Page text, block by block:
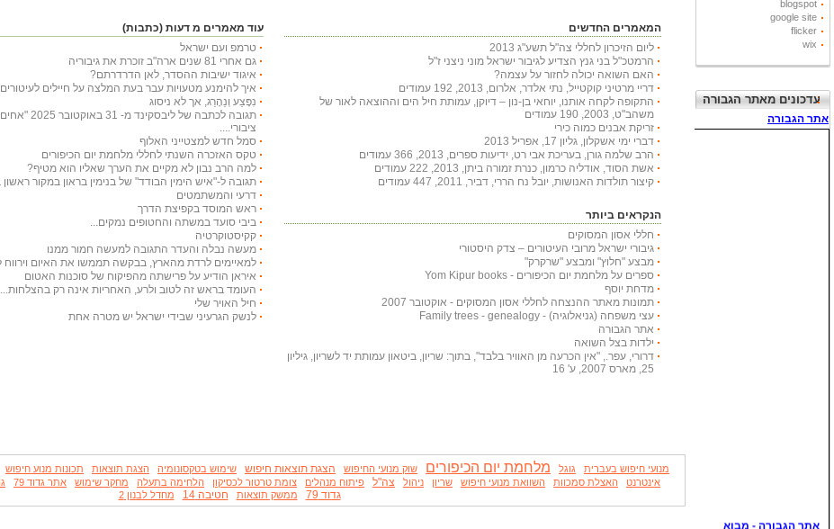
blogspot
google site
flicker
wix
עדכונים מאתר הגבורה
המאמרים החדשים
ליום הזיכרון לחללי צה"ל תשע"ג 2013
הרמטכ"ל בני גנץ הצדיע לגיבור ישראל מוני ניצני ז"ל
האם השואה יכולה לחזור על עצמה?
דריי מרטיני קוקטייל, נתי אלדר, אלרום, 2013, 192 עמודים
התקופה לקחה אותנו, יוחאי בן-נון – דיוקן, עמותת חיל הים וההוצאה לאור של
משהב"ט, 2003, 190 עמודים
זריקת אבנים כמוה כירי
דברי ימי אשקלון, גליון 17, אפריל 2013
הרב שלמה גורן, בעריכת אבי רט, ידיעות ספרים, 2013, 366 עמודים
אשת הסוד, אודליה כרמון, כנרת זמורה ביתן, 2013, 222 עמודים
קיצור תולדות האנושות, יובל נח הררי, דביר, 2011, 447 עמודים
הנקראים ביותר
חללי אסון המסוקים
גיבורי ישראל מרובי העיטורים – צדק היסטורי
מבצע "חלוץ" ומבצע "שרקרק"
ספרים על מלחמת יום הכיפורים - Yom Kipur books
מדחת יוסף
תמונות מאתר ההנצחה לחללי אסון המסוקים - אוקטובר 2007
עצי משפחה (גניאלוגיה) - Family trees - genealogy
אתר הגבורה
ילדות בצל השואה
דרורי, עפר., "אין הכרעה מן האוויר בלבד", בתוך: שריון, ביטאון עמותת יד לשריון, גיליון
25, מארס 2007, ע' 16
עוד מאמרים מ דעות (כתבות)
טרמפ ועם ישראל
גם אחרי 81 שנים ארה"ב זוכרת את גיבוריה
איגוד ישיבות ההסדר, לאן הדרדרתם?
איך להימנע מטעויות עבר בעת המלצה על חיילים
נִפָּצַע וְנֵהָרֵג, אך לא ניסוג
תגובה לכתבה של
ציבורי....
סמל חדש למצטייני האלוף
טקס האזכרה השנתי לחללי מלחמת יום הכיפורים
למה הרב נבון לא מקיים את הערך שאליו הוא מטיף?
תגובה ל-"איש הימין הבודד" של בנימין בראון במקור ראשון ב-29 באוגוסט
דרעי והמשתמטים
ראש המוסד בקפיצת הדרך
ביבי סועד במשתה והחטופים נמקים...
קקיסטוקרטיה
מעשה נבלה והעדר התגובה למעשה חמור ממנו
למאיימים לרדת מהארץ, בבקשה תממשו את האיום וירווח
איראן הודיע על פרישתה מהפיקוח של סוכנות האטום
העומד בראש זה לטוב ולרע, האחריות אינה רק בהצלחות...
חיל האויר שלי
לנשק הגרעיני שבידי ישראל יש מטרה אחת
מנועי חיפוש בעברית גוגל מלחמת יום הכיפורים שוק מנועי החיפוש הצגת תוצאות חיפוש שימוש בטקסונומיה הצגת תוצאות תכונות מנוע חיפוש
אינטרנט
האצלת סמכוות השוואת מנועי חיפוש שריון ניהול צה"ל פיתוח מנהלים צומת טרטור לכסיקון הלחימה בתעלה מחקר שימוש אתר גדוד 79
גדוד 79 ממשק תוצאות חטיבה 14 מחדל לבנון 2